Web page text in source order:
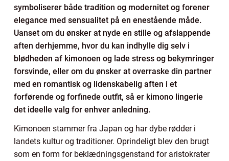
symboliserer både tradition og modernitet og forener
elegance med sensualitet på en enestående måde.
Uanset om du ønsker at nyde en stille og afslappende
aften derhjemme, hvor du kan indhylle dig selv i
blødheden af kimonoen og lade stress og bekymringer
forsvinde, eller om du ønsker at overraske din partner
med en romantisk og lidenskabelig aften i et
forførende og forfinede outfit, så er kimono lingerie
det ideelle valg for enhver anledning.
Kimonoen stammer fra Japan og har dybe rødder i
landets kultur og traditioner. Oprindeligt blev den brugt
som en form for beklædningsgenstand for aristokrater